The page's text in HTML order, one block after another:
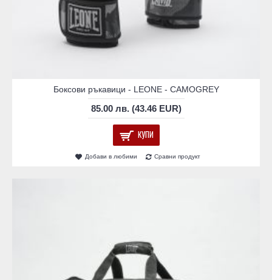
Боксови ръкавици - LEONE - CAMOGREY
85.00 лв. (43.46 EUR)
КУПИ
Добави в любими Сравни продукт